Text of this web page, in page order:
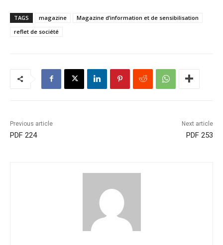
TAGS magazine
Magazine d’information et de sensibilisation
reflet de société
Previous article
PDF 224
Next article
PDF 253